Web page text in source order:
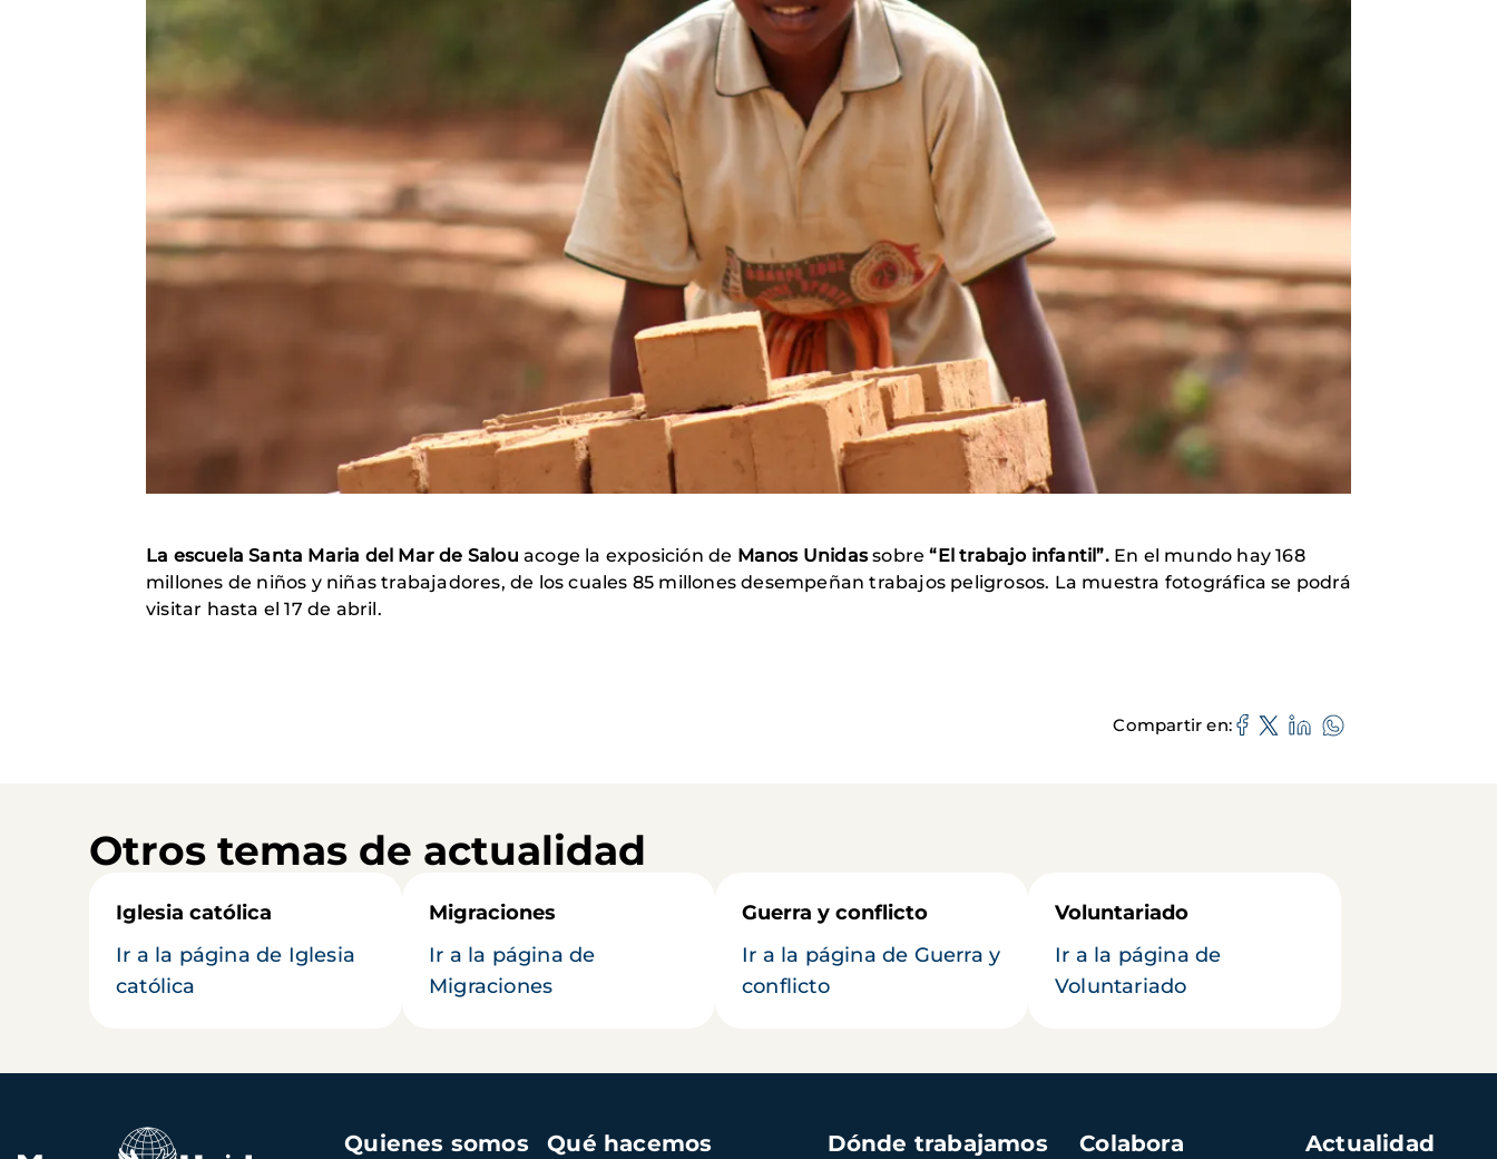
La escuela Santa Maria del Mar de Salou acoge la exposición de Manos Unidassobre“El trabajo infantil”. En el mundo hay 168
millones de niños y niñas trabajadores, de los cuales 85 millones desempeñan trabajos peligrosos. La muestra fotográfica se podrá
visitar hasta el 17 de abril.
Compartir en
Otros temas de actualidad
Iglesia católica
Ir a la página de Iglesia
católica
Migraciones
Ir a la página de
Migraciones
Guerra y conflicto
Ir a la página de Guerra y
conflicto
Voluntariado
Ir a la página de
Voluntariado
Navegación
Quienes somos Qué hacemos Dónde trabajamos Colabora Actualidad